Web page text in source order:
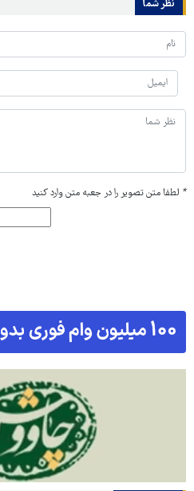
نظر شما
* لطفا متن تصویر را در جعبه متن وارد کنید